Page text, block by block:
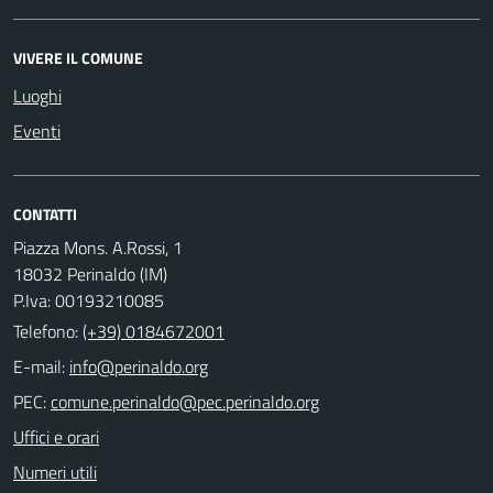
VIVERE IL COMUNE
Luoghi
Eventi
CONTATTI
Piazza Mons. A.Rossi, 1
18032 Perinaldo (IM)
P.Iva: 00193210085
Telefono:(+39) 0184672001
E-mail:
PEC:
Uffici e orari
Numeri utili